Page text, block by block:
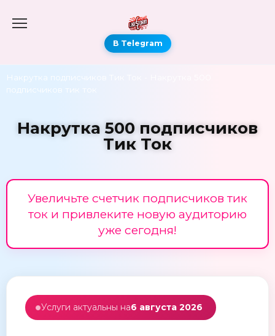
В Telegram
Накрутка подписчиков Тик Ток
подписчиков тик ток
Накрутка 500 подписчиков
Тик Ток
Увеличьте счетчик подписчиков тик
ток и привлеките новую аудиторию
уже сегодня!
Услуги актуальны на6 августа 2026